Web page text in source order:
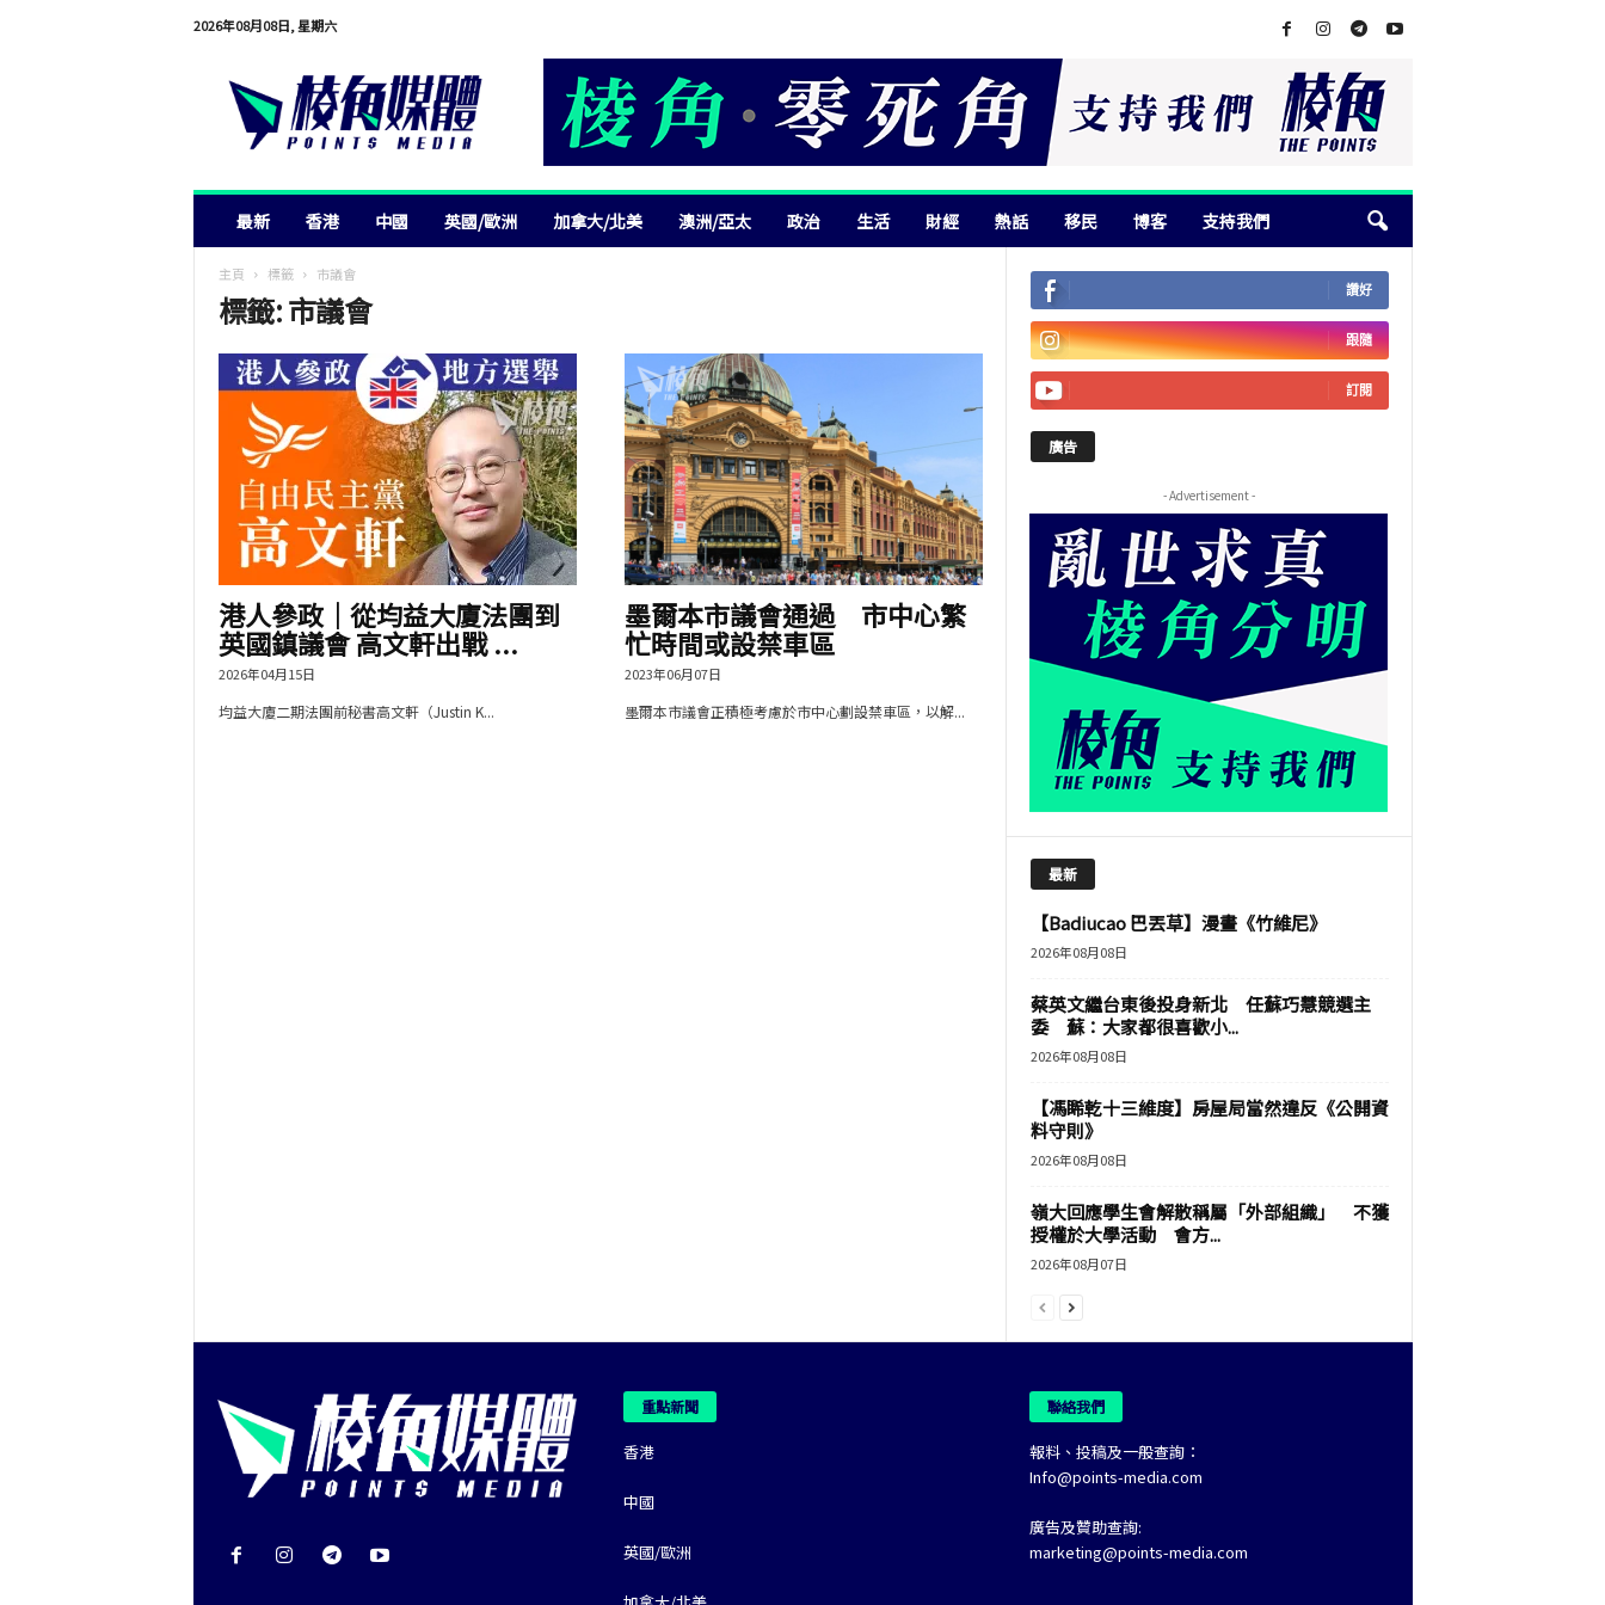
2026年08月08日, 星期六
最新 香港 中國 英國/歐洲 加拿大/北美 澳洲/亞太 政治 生活 財經 熱話 移民 博客 支持我們
主頁 標籤 市議會
標籤: 市議會
港人參政｜從均益大廈法團到
英國鎮議會 高文軒出戰 ...
2026年04月15日
均益大廈二期法團前秘書高文軒（Justin K...
墨爾本市議會通過 市中心繁
忙時間或設禁車區
2023年06月07日
墨爾本市議會正積極考慮於市中心劃設禁車區，以解...
讚好
跟隨
訂閱
廣告
- Advertisement -
最新
【Badiucao 巴丟草】漫畫《竹維尼》
2026年08月08日
蔡英文繼台東後投身新北 任蘇巧慧競選主
委 蘇：大家都很喜歡小...
2026年08月08日
【馮睎乾十三維度】房屋局當然違反《公開資
料守則》
2026年08月08日
嶺大回應學生會解散稱屬「外部組織」 不獲
授權於大學活動 會方...
2026年08月07日
重點新聞
香港
中國
英國/歐洲
聯絡我們
報料、投稿及一般查詢：
Info@points-media.com
廣告及贊助查詢:
marketing@points-media.com